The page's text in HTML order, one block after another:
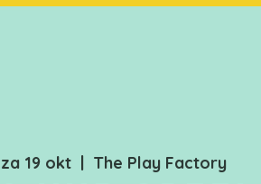
za 19 okt
  |
The Play Factory